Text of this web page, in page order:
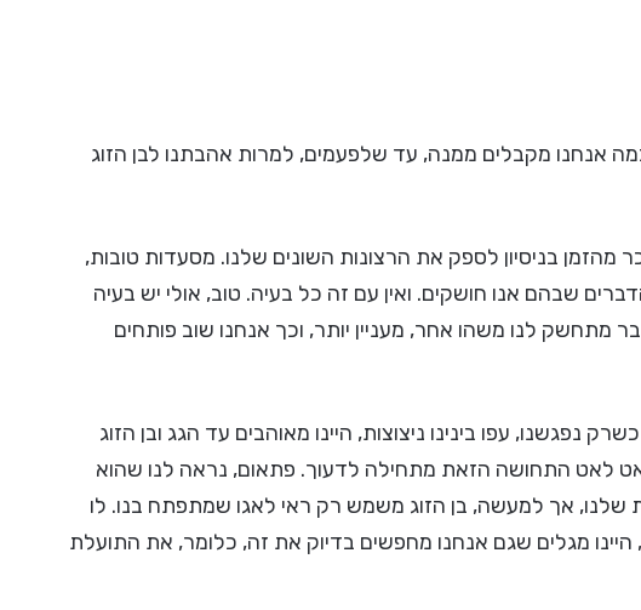
אנחנו מקבלים ממנה, עד שלפעמים, למרות אהבתנו לבן הזוג
מהזמן בניסיון לספק את הרצונות השונים שלנו. מסעדות טובות,
שבהם אנו חושקים. ואין עם זה כל בעיה. טוב, אולי יש בעיה
לנו משהו אחר, מעניין יותר, וכך אנחנו שוב פותחים
נפגשנו, עפו בינינו ניצוצות, היינו מאוהבים עד הגג ובן הזוג
לאט התחושה הזאת מתחילה לדעוך. פתאום, נראה לנו שהוא
שלנו, אך למעשה, בן הזוג משמש רק ראי לאגו שמתפתח בנו. לו
מגלים שגם אנחנו מחפשים בדיוק את זה, כלומר, את התועלת